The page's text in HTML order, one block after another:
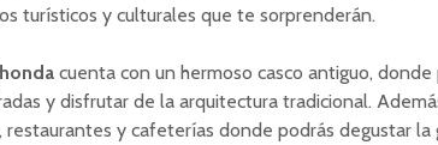
turísticos y culturales que te sorprenderán.
cuenta con un hermoso casco antiguo,
y disfrutar de la arquitectura tradicional.
restaurantes y cafeterías donde podrás degustar la